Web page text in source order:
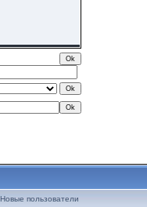
Новые пользователи